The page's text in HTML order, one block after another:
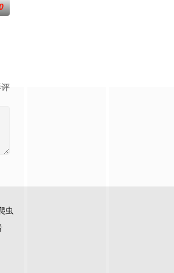
的照屋踊，憧憬舞蹈学校的丽莎，开始了舞蹈
虫